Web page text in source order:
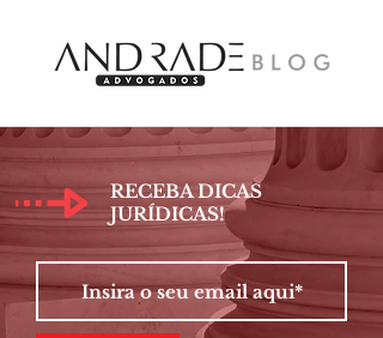
RECEBA DICAS
JURÍDICAS!